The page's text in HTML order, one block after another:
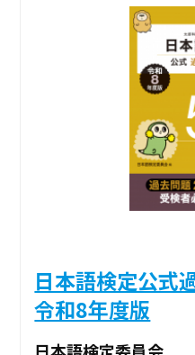
日本語検定公
令和8年度版